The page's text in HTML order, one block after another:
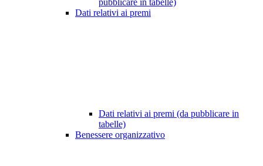
pubblicare in tabelle)
Dati relativi ai premi
Dati relativi ai premi (da pubblicare in
tabelle)
Benessere organizzativo